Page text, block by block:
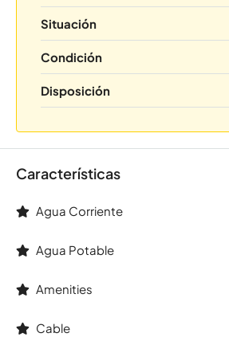
Situación
Condición
Disposición
Características
Agua Corriente
Agua Potable
Amenities
Cable